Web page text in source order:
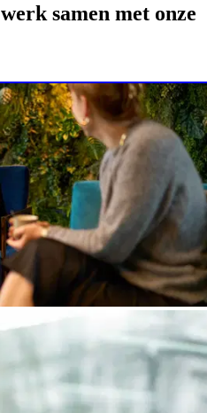
werk samen met onze